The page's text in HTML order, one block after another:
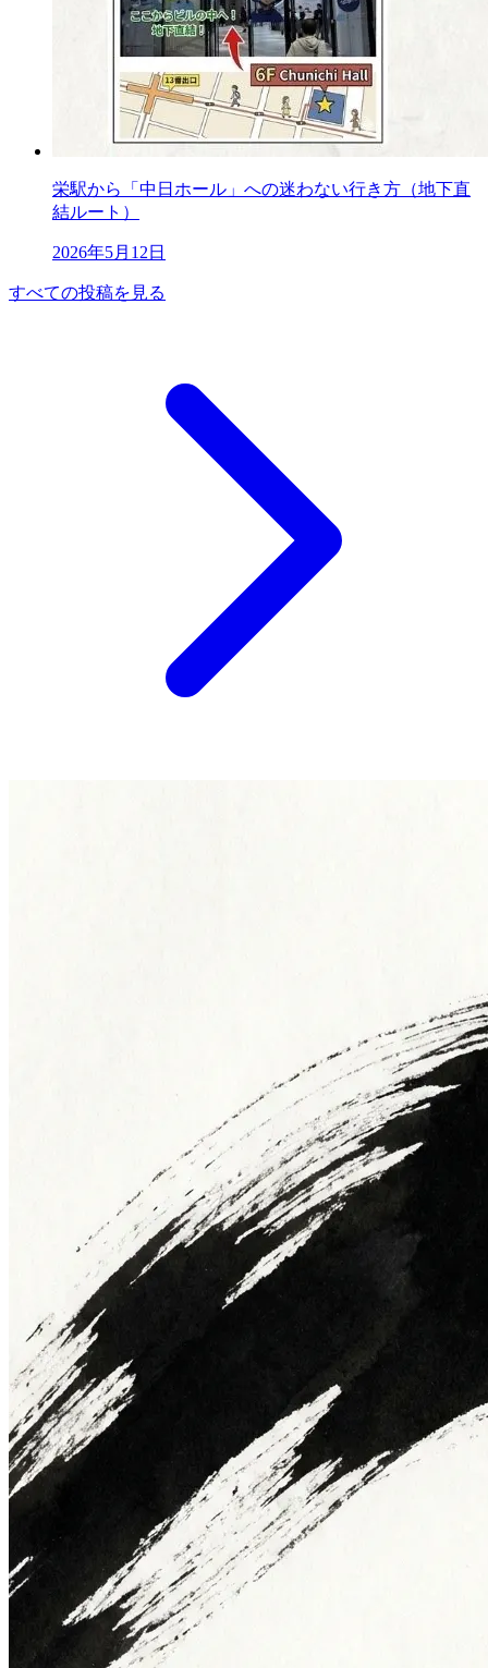
栄駅から「中日ホール」への迷わない行き方（地下直
結ルート）
2026年5月12日
すべての投稿を見る